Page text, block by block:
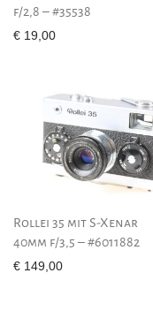
f/2,8 – #35538
€ 19,00
Rollei 35 mit S-Xenar
40mm f/3,5 – #6011882
€ 149,00